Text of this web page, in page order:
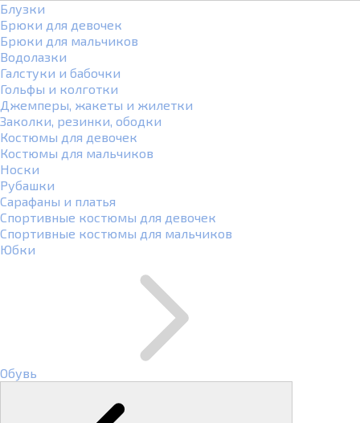
Блузки
Брюки для девочек
Брюки для мальчиков
Водолазки
Галстуки и бабочки
Гольфы и колготки
Джемперы, жакеты и жилетки
Заколки, резинки, ободки
Костюмы для девочек
Костюмы для мальчиков
Носки
Рубашки
Сарафаны и платья
Спортивные костюмы для девочек
Спортивные костюмы для мальчиков
Юбки
Обувь